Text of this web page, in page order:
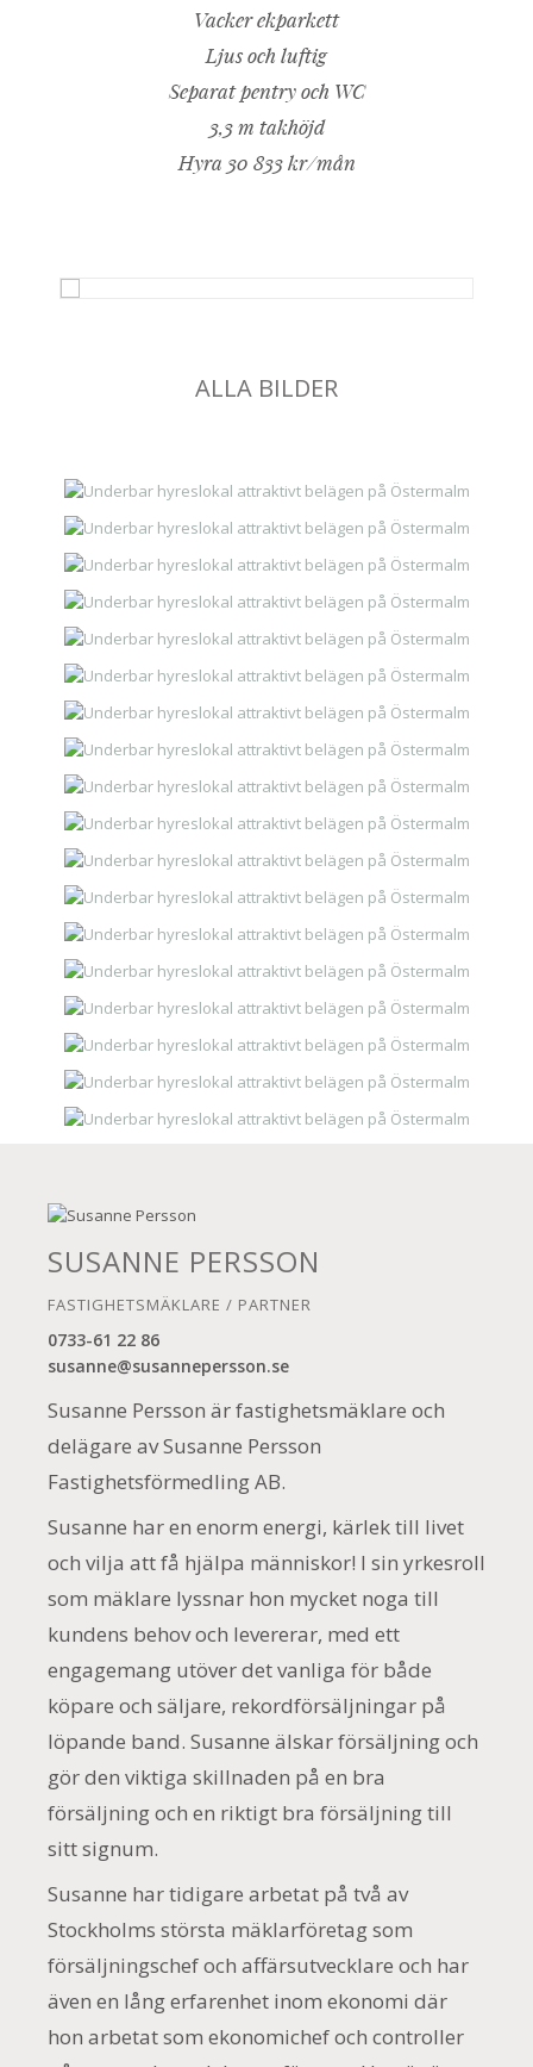
Vacker ekparkett
Ljus och luftig
Separat pentry och WC
3,3 m takhöjd
Hyra 30 833 kr/mån
ALLA BILDER
SUSANNE PERSSON
FASTIGHETSMÄKLARE / PARTNER
0733-61 22 86
susanne@susannepersson.se
Susanne Persson är fastighetsmäklare och
delägare av Susanne Persson
Fastighetsförmedling AB.
Susanne har en enorm energi, kärlek till livet
och vilja att få hjälpa människor! I sin yrkesroll
som mäklare lyssnar hon mycket noga till
kundens behov och levererar, med ett
engagemang utöver det vanliga för både
köpare och säljare, rekordförsäljningar på
löpande band. Susanne älskar försäljning och
gör den viktiga skillnaden på en bra
försäljning och en riktigt bra försäljning till
sitt signum.
Susanne har tidigare arbetat på två av
Stockholms största mäklarföretag som
försäljningschef och affärsutvecklare och har
även en lång erfarenhet inom ekonomi där
hon arbetat som ekonomichef och controller